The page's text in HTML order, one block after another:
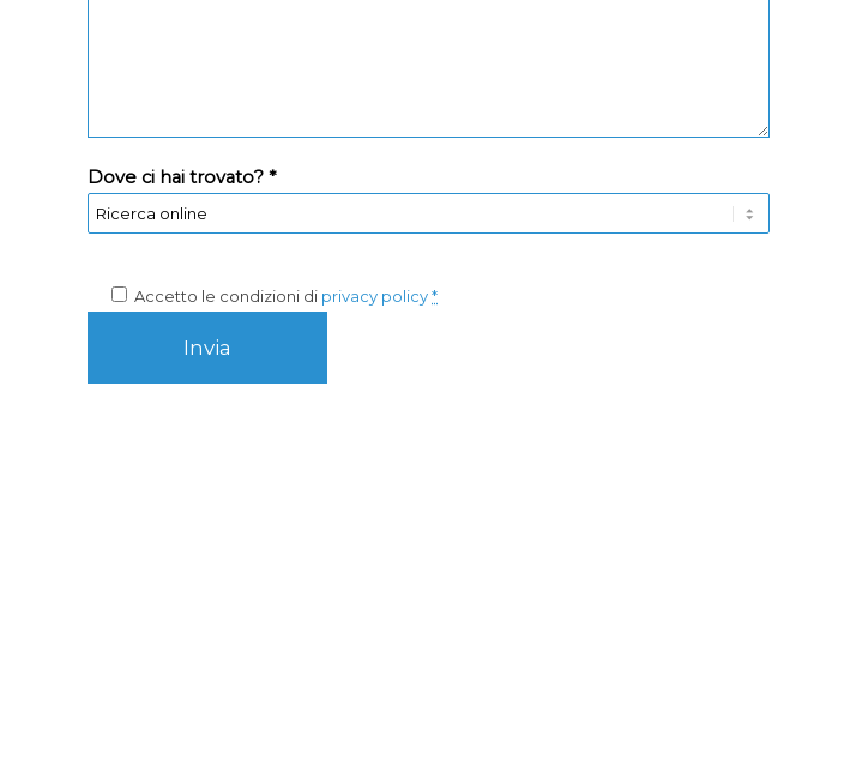
Dove ci hai trovato? *
Accetto le condizioni di privacy policy *